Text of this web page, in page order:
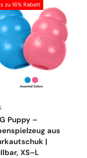
zu 16% Rabatt
Puppy –
aus
|
XS–L